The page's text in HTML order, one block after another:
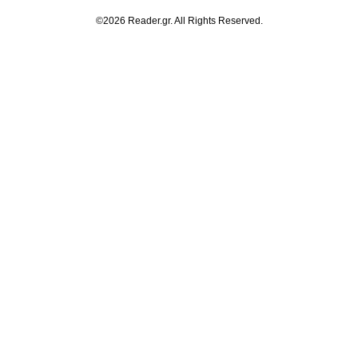
©2026 Reader.gr. All Rights Reserved.